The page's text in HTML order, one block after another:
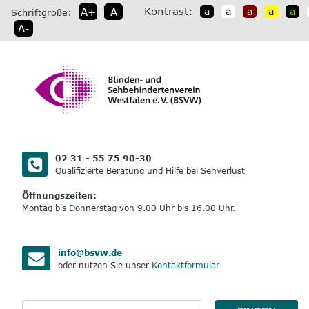
direkt
zum
Inhalt
Schriftgröße: A+
A
A-
Kontrast: a a a a a
02 31 - 55 75 90-30
Qualifizierte Beratung und Hilfe bei Sehverlust
Öffnungszeiten:
Montag bis Donnerstag von 9.00 Uhr bis 16.00 Uhr.
info@bsvw.de
oder nutzen Sie unser Kontaktformular